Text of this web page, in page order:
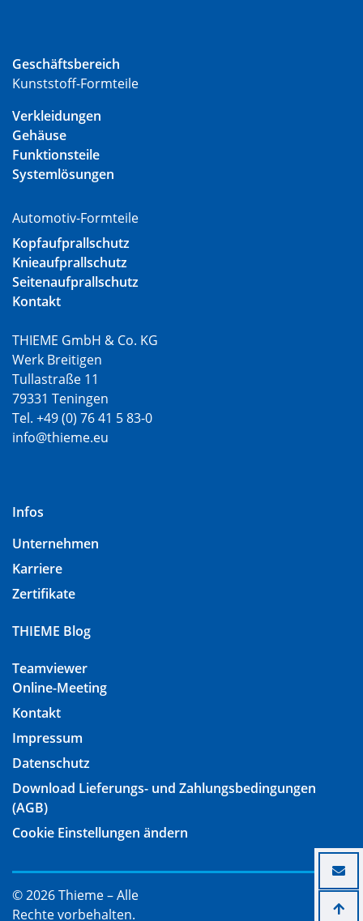
Geschäftsbereich
Kunststoff-Formteile
Verkleidungen
Gehäuse
Funktionsteile
Systemlösungen
Automotiv-Formteile
Kopfaufprallschutz
Knieaufprallschutz
Seitenaufprallschutz
Kontakt
THIEME GmbH & Co. KG
Werk Breitigen
Tullastraße 11
79331 Teningen
Tel. +49 (0) 76 41 5 83-0
info@thieme.eu
Infos
Unternehmen
Karriere
Zertifikate
THIEME Blog
Teamviewer
Online-Meeting
Kontakt
Impressum
Datenschutz
Download Lieferungs- und Zahlungsbedingungen
(AGB)
Cookie Einstellungen ändern
© 2026 Thieme – Alle
Rechte vorbehalten.